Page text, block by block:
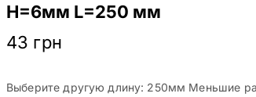
H=6мм L=250 мм
43 грн
Выберите другую длину: 250мм Меньшие